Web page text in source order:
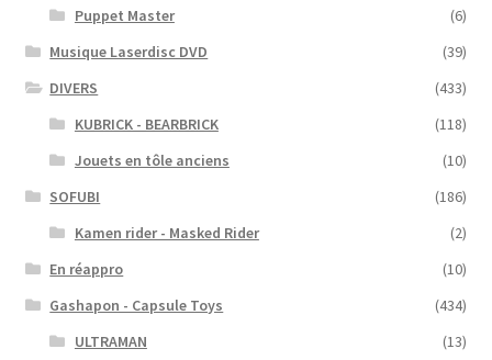
Puppet Master
(6)
Musique Laserdisc DVD
(39)
DIVERS
(433)
KUBRICK - BEARBRICK
(118)
Jouets en tôle anciens
(10)
SOFUBI
(186)
Kamen rider - Masked Rider
(2)
En réappro
(10)
Gashapon - Capsule Toys
(434)
ULTRAMAN
(13)